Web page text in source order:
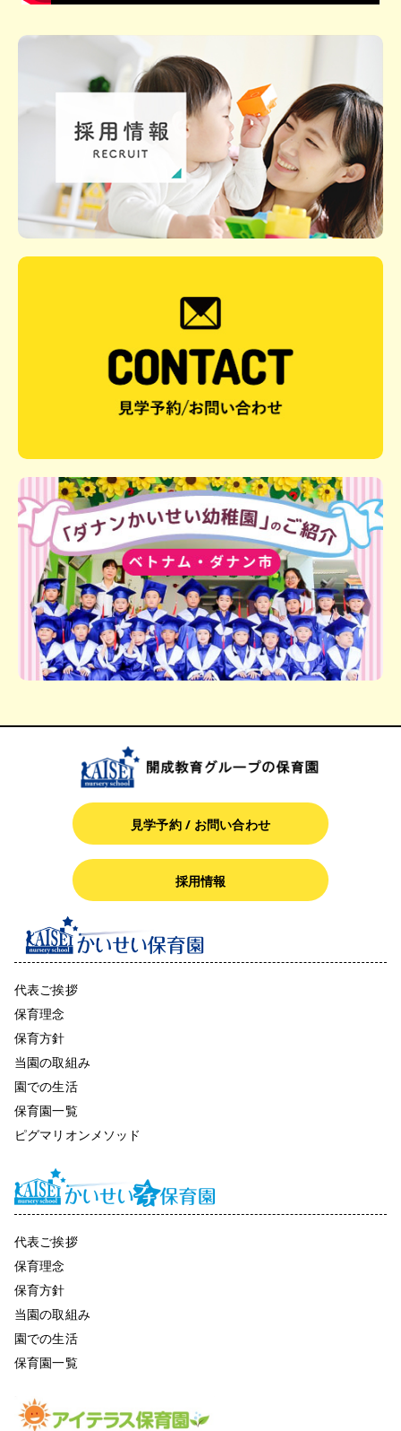
見学予約 / お問い合わせ
採用情報
代表ご挨拶
保育理念
保育方針
当園の取組み
園での生活
保育園一覧
ピグマリオンメソッド
代表ご挨拶
保育理念
保育方針
当園の取組み
園での生活
保育園一覧